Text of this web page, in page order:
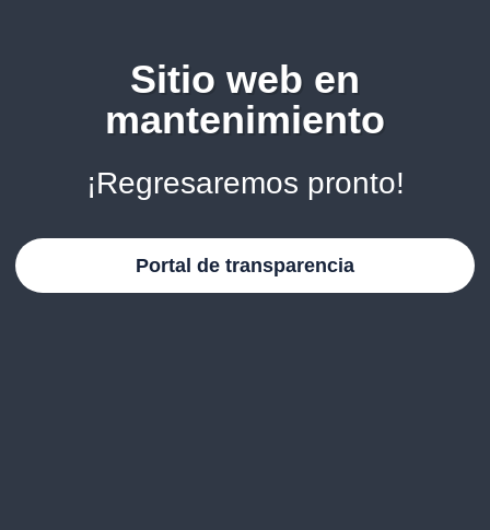
Sitio web en
mantenimiento
¡Regresaremos pronto!
Portal de transparencia